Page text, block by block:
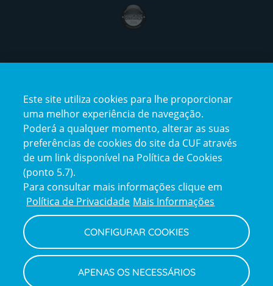
award4
certification2certification3
Reclamações
e
elogios
Política de Privacidade e Cookies
Termos e Condições
Declaração de Acessibilidade
Este site utiliza cookies para lhe proporcionar
uma melhor experiência de navegação.
Poderá a qualquer momento, alterar as suas
preferências de cookies do site da CUF através
de um link disponível na Política de Cookies
(ponto 5.7).
Para consultar mais informações clique em
Política de Privacidade Mais Informações
CONFIGURAR COOKIES
APENAS OS NECESSÁRIOS